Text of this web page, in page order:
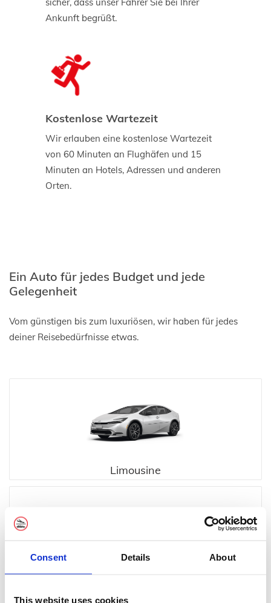
Consent Details About
This website uses cookies
Ankunft begrüßt.
Kostenlose Wartezeit
Wir erlauben eine kostenlose Wartezeit
von 60 Minuten an Flughäfen und 15
Minuten an Hotels, Adressen und anderen
Orten.
Ein Auto für jedes Budget und jede
Gelegenheit
Vom günstigen bis zum luxuriösen, wir haben für jedes
deiner Reisebedürfnisse etwas.
Limousine